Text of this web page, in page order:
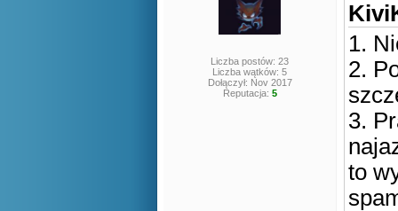
Liczba postów: 23
Liczba wątków: 5
Dołączył: Nov 2017
Reputacja: 5
1.
2.
3.
to